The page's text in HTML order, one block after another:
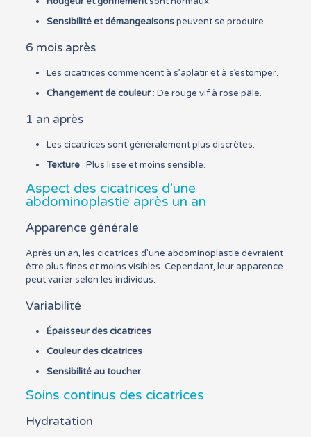
Sensibilité et démangeaisonspeuvent se produire.
6 mois après
Les cicatrices commencent à s’aplatir et à s’estomper.
Changement de couleur: De rouge vif à rose pâle.
1 an après
Les cicatrices sont généralement plus discrètes.
Texture: Plus lisse et moins sensible.
Aspect des cicatrices d’une
abdominoplastie après un an
Apparence générale
Après un an, les cicatrices d’une abdominoplastie devraient
être plus fines et moins visibles. Cependant, leur apparence
peut varier selon les individus.
Variabilité
Épaisseur des cicatrices
Couleur des cicatrices
Sensibilité au toucher
Soins continus des cicatrices
Hydratation